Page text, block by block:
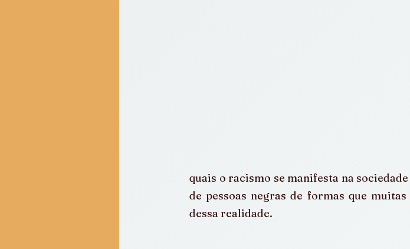
quais o racismo se manifesta na
de pessoas negras de formas que
dessa realidade.